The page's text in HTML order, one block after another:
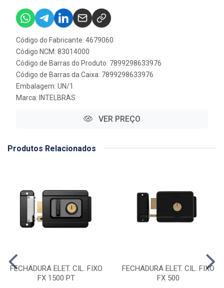
Código do Fabricante: 4679060
Código NCM: 83014000
Código de Barras do Produto: 7899298633976
Código de Barras da Caixa: 7899298633976
Embalagem: UN/1
Marca: INTELBRAS
VER PREÇO
Produtos Relacionados
FECHADURA ELET. CIL. FIXO
FX 1500 PT
FECHADURA ELET. CIL. FIXO
FX 500